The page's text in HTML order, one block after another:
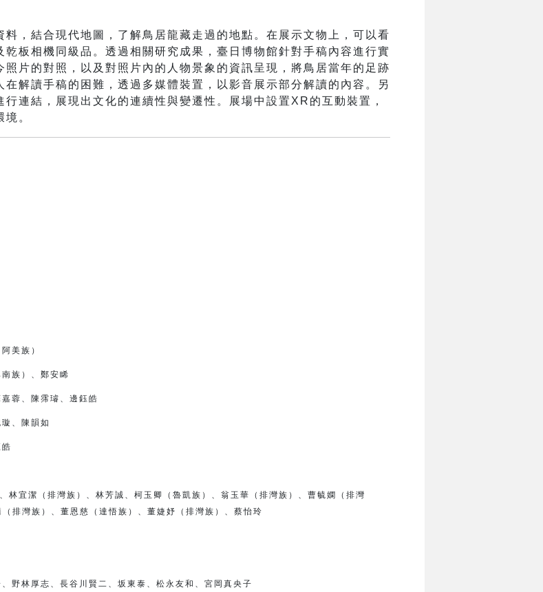
，結合現代地圖，了解鳥居龍藏走過的地點。在展示文物上，可以看
板相機同級品。透過相關研究成果，臺日博物館針對手稿內容進行實
片的對照，以及對照片內的人物景象的資訊呈現，將鳥居當年的足跡
解讀手稿的困難，透過多媒體裝置，以影音展示部分解讀的內容。另
連結，展現出文化的連續性與變遷性。展場中設置XR的互動裝置，
。
美族）
族）、鄭安睎
蓉、陳霈璿、邊鈺皓
、陳韻如
宜潔（排灣族）、林芳誠、柯玉卿（魯凱族）、翁玉華（排灣族）、曹毓嫻（排灣
（排灣族）、董恩慈（達悟族）、 董婕妤（排灣族）、 蔡怡玲
野林厚志、長谷川賢二、坂東泰、松永友和、宮岡真央子